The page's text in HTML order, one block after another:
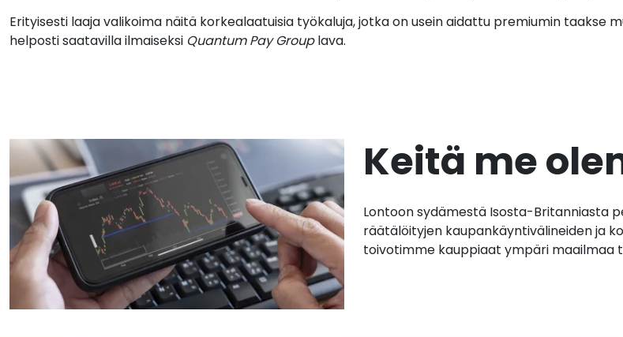
Erityisesti laaja valikoima näitä korkealaatuisia työkaluja, jotka on usein aidattu premiumin taakse
helposti saatavilla ilmaiseksi Quantum Pay Grouplava.
Keitä me
Lontoon sydämestä Isosta-Britanniasta
räätälöityjen kaupankäyntivälineiden ja
toivotimme kauppiaat ympäri maailmaa